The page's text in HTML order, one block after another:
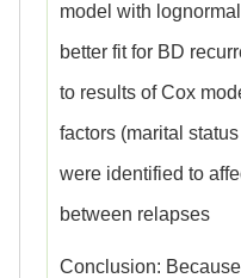
model with
better fit for BD
to results of Cox
factors (marital
were identified to
between relapses
Conclusion: